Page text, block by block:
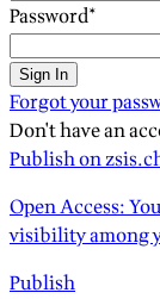
Password*
Sign In
Forgot your
Don't have an
Publish on
Open Access:
visibility among
Publish